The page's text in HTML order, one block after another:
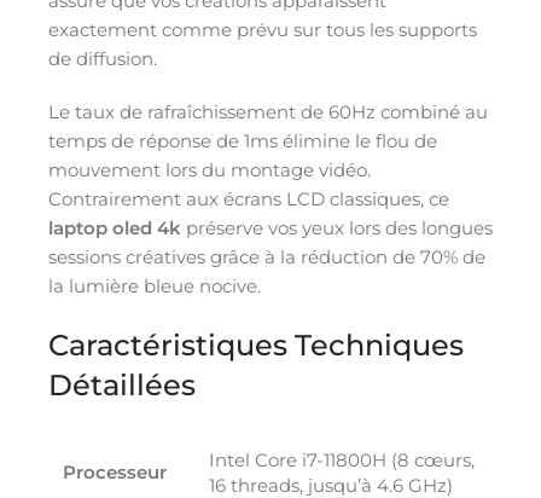
exactement comme prévu sur tous les supports
de diffusion.
Le taux de rafraîchissement de 60Hz combiné au
temps de réponse de 1ms élimine le flou de
mouvement lors du montage vidéo.
Contrairement aux écrans LCD classiques, ce
laptop oled 4k préserve vos yeux lors des longues
sessions créatives grâce à la réduction de 70% de
la lumière bleue nocive.
Caractéristiques Techniques
Détaillées
Processeur
Intel Core i7-11800H (8 cœurs,
16 threads, jusqu’à 4.6 GHz)